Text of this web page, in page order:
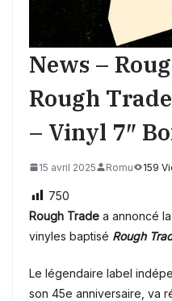
News –
Rough
– Vinyl 7″
15 avril 2025 Romu 159
750
Rough Trade a annoncé
vinyles baptisé Rough
Le légendaire label
son 45e anniversaire, va